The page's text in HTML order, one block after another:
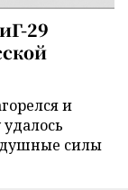
29
и
силы